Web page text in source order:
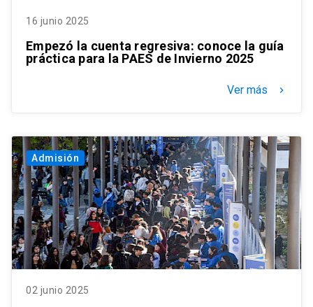
16 junio 2025
Empezó la cuenta regresiva: conoce la guía
práctica para la PAES de Invierno 2025
Ver más keyboard_arrow_right
Admisión
02 junio 2025